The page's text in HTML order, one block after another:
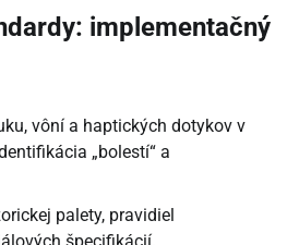
implementačný
vôní a haptických dotykov v
„bolestí“ a
palety, pravidiel
špecifikácií.